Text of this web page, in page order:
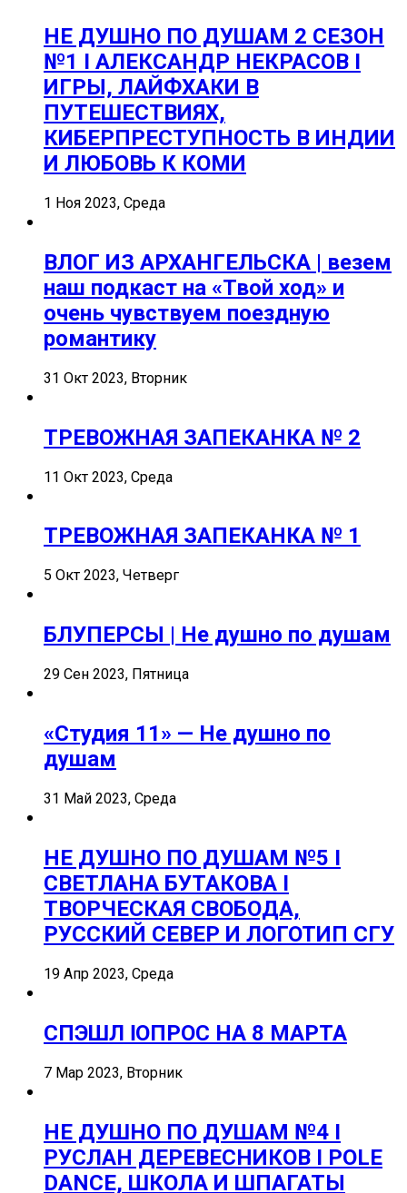
НЕ ДУШНО ПО ДУШАМ 2 СЕЗОН
№1 I АЛЕКСАНДР НЕКРАСОВ I
ИГРЫ, ЛАЙФХАКИ В
ПУТЕШЕСТВИЯХ,
КИБЕРПРЕСТУПНОСТЬ В ИНДИИ
И ЛЮБОВЬ К КОМИ
1 Ноя 2023, Среда
ВЛОГ ИЗ АРХАНГЕЛЬСКА | везем
наш подкаст на «Твой ход» и
очень чувствуем поездную
романтику
31 Окт 2023, Вторник
ТРЕВОЖНАЯ ЗАПЕКАНКА № 2
11 Окт 2023, Среда
ТРЕВОЖНАЯ ЗАПЕКАНКА № 1
5 Окт 2023, Четверг
БЛУПЕРСЫ | Не душно по душам
29 Сен 2023, Пятница
«Студия 11» — Не душно по
душам
31 Май 2023, Среда
НЕ ДУШНО ПО ДУШАМ №5 I
СВЕТЛАНА БУТАКОВА I
ТВОРЧЕСКАЯ СВОБОДА,
РУССКИЙ СЕВЕР И ЛОГОТИП СГУ
19 Апр 2023, Среда
СПЭШЛ ӏ ОПРОС НА 8 МАРТА
7 Мар 2023, Вторник
НЕ ДУШНО ПО ДУШАМ №4 I
РУСЛАН ДЕРЕВЕСНИКОВ I POLE
DANCE, ШКОЛА И ШПАГАТЫ